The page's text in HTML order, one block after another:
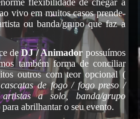
flexibilidade de chegar a
vivo em muitos casos prende-
ou banda/grupo que faz a
deDJ / Animador possuímos
também forma de conciliar
outros com teor opcional (
de fogo / fogo preso /
a solo, banda/grupo
abrilhantar o seu evento.